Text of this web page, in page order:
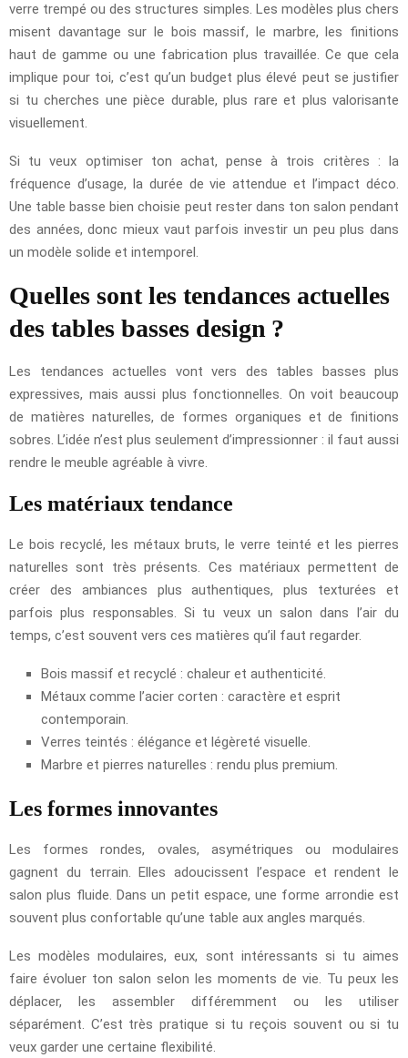
verre trempé ou des structures simples. Les modèles plus chers
misent davantage sur le bois massif, le marbre, les finitions
haut de gamme ou une fabrication plus travaillée. Ce que cela
implique pour toi, c’est qu’un budget plus élevé peut se justifier
si tu cherches une pièce durable, plus rare et plus valorisante
visuellement.
Si tu veux optimiser ton achat, pense à trois critères : la
fréquence d’usage, la durée de vie attendue et l’impact déco.
Une table basse bien choisie peut rester dans ton salon pendant
des années, donc mieux vaut parfois investir un peu plus dans
un modèle solide et intemporel.
Quelles sont les tendances actuelles
des tables basses design ?
Les tendances actuelles vont vers des tables basses plus
expressives, mais aussi plus fonctionnelles. On voit beaucoup
de matières naturelles, de formes organiques et de finitions
sobres. L’idée n’est plus seulement d’impressionner : il faut aussi
rendre le meuble agréable à vivre.
Les matériaux tendance
Le bois recyclé, les métaux bruts, le verre teinté et les pierres
naturelles sont très présents. Ces matériaux permettent de
créer des ambiances plus authentiques, plus texturées et
parfois plus responsables. Si tu veux un salon dans l’air du
temps, c’est souvent vers ces matières qu’il faut regarder.
Bois massif et recyclé : chaleur et authenticité.
Métaux comme l’acier corten : caractère et esprit
contemporain.
Verres teintés : élégance et légèreté visuelle.
Marbre et pierres naturelles : rendu plus premium.
Les formes innovantes
Les formes rondes, ovales, asymétriques ou modulaires
gagnent du terrain. Elles adoucissent l’espace et rendent le
salon plus fluide. Dans un petit espace, une forme arrondie est
souvent plus confortable qu’une table aux angles marqués.
Les modèles modulaires, eux, sont intéressants si tu aimes
faire évoluer ton salon selon les moments de vie. Tu peux les
déplacer, les assembler différemment ou les utiliser
séparément. C’est très pratique si tu reçois souvent ou si tu
veux garder une certaine flexibilité.